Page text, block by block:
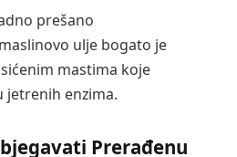
prešano
ulje bogato je
mastima koje
jetrenih enzima.
Prerađenu